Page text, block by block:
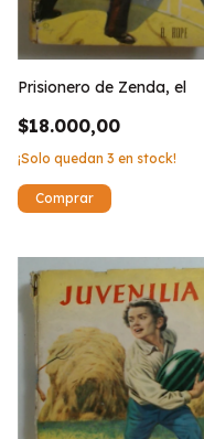
Prisionero de Zenda, el
$18.000,00
¡Solo quedan 3 en stock!